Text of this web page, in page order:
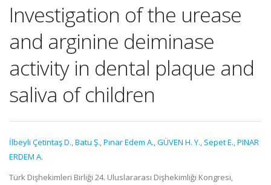
Investigation of the urease
and arginine deiminase
activity in dental plaque and
saliva of children
İlbeyli Çetintaş D.,Batu Ş.,Pınar Edem A.,GÜVEN H. Y., Sepet E.,PINAR
ERDEM A.
Türk Dişhekimleri Birliği 24. Uluslararası Dişhekimliği Kongresi,